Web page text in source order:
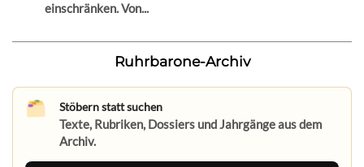
einschränken. Von...
Ruhrbarone-Archiv
Stöbern statt suchen
Texte, Rubriken, Dossiers und Jahrgänge aus dem
Archiv.